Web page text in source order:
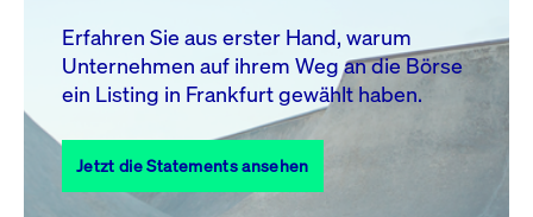
10 11 13 14
17
18 19 20 21 22
23
27 28
31
Erfahren Sie aus erster Hand, warum
Unternehmen auf ihrem Weg an die Börse
ein Listing in Frankfurt gewählt haben.
Jetzt die Statements ansehen